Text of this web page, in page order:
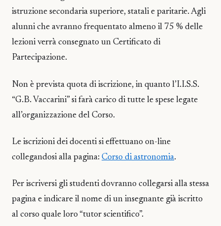
istruzione secondaria superiore, statali e paritarie. Agli
alunni che avranno frequentato almeno il 75 % delle
lezioni verrà consegnato un Certificato di
Partecipazione.
Non è prevista quota di iscrizione, in quanto l’I.I.S.S.
“G.B. Vaccarini” si farà carico di tutte le spese legate
all’organizzazione del Corso.
Le iscrizioni dei docenti si effettuano on-line
collegandosi alla pagina: Corso di astronomia.
Per iscriversi gli studenti dovranno collegarsi alla stessa
pagina e indicare il nome di un insegnante già iscritto
al corso quale loro “tutor scientifico”.